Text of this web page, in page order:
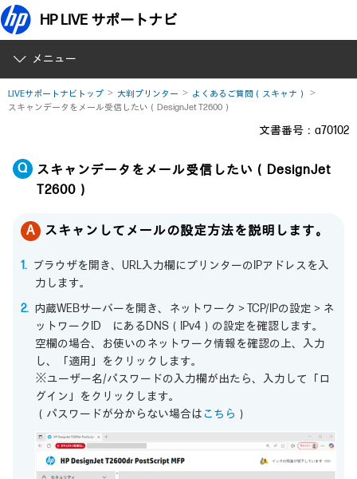
HP LIVE サポートナビ
メニュー
LIVEサポートナビトップ 大判プリンター
よくあるご質問（スキャナ）
スキャンデータをメール受信したい（DesignJet T2600）
文書番号：a70102
スキャンデータをメール受信したい（DesignJet
T2600）
スキャンしてメールの設定方法を説明します。
ブラウザを開き、URL入力欄にプリンターのIPアドレスを入
力します。
内蔵WEBサーバーを開き、ネットワーク＞TCP/IPの設定＞ネ
ットワークID にあるDNS（IPv4）の設定を確認します。
空欄の場合、お使いのネットワーク情報を確認の上、入力
し、「適用」をクリックします。
※ユーザー名/パスワードの入力欄が出たら、入力して「ロ
グイン」をクリックします。
（パスワードが分からない場合はこちら ）